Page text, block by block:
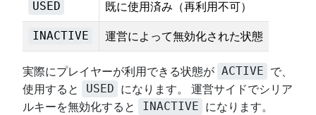
USED 既に使用済み（再利用不可）
INACTIVE 運営によって無効化された状態
実際にプレイヤーが利用できる状態が ACTIVE で、
使用すると
USED になります。 運営サイドでシリア
ルキーを無効化すると
INACTIVE になります。